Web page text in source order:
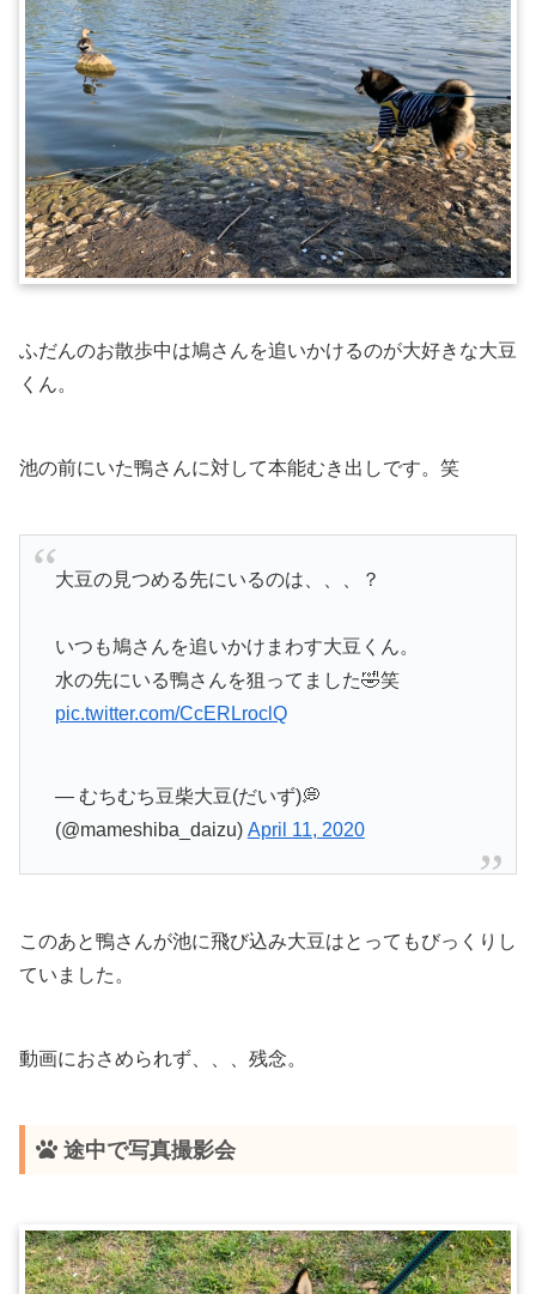
ふだんのお散歩中は鳩さんを追いかけるのが大好きな大豆
くん。
池の前にいた鴨さんに対して本能むき出しです。笑
大豆の見つめる先にいるのは、、、？
いつも鳩さんを追いかけまわす大豆くん。
水の先にいる鴨さんを狙ってました🤣笑
pic.twitter.com/CcERLroclQ
— むちむち豆柴大豆(だいず)💭
(@mameshiba_daizu) April 11, 2020
このあと鴨さんが池に飛び込み大豆はとってもびっくりし
ていました。
動画におさめられず、、、残念。
途中で写真撮影会